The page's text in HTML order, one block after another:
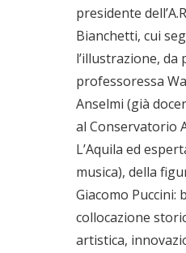
presidente
Bianchetti, cui
l’illustrazione, da
professoressa
Anselmi (già
al Conservatorio
L’Aquila ed
musica), della
Giacomo Puccini:
collocazione
artistica,